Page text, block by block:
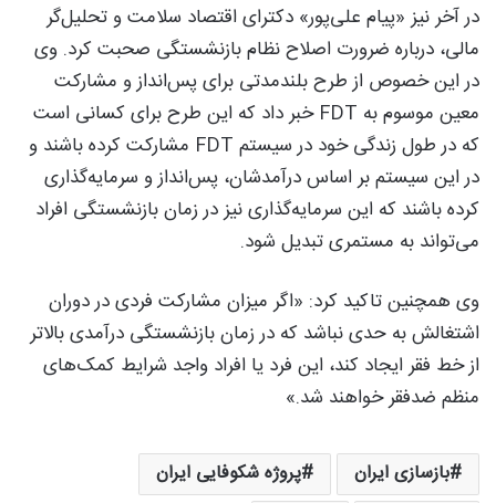
در آخر نیز «پیام علی‌پور» دکترای اقتصاد سلامت و تحلیل‌گر
مالی، درباره ضرورت اصلاح نظام بازنشستگی صحبت کرد. وی
در این خصوص از طرح بلندمدتی برای پس‌انداز و مشارکت
معین موسوم به FDT خبر داد که این طرح برای کسانی است
که در طول زندگی خود در سیستم FDT مشارکت کرده باشند و
در این سیستم بر اساس درآمدشان، پس‌انداز و سرمایه‌گذاری
کرده باشند که این سرمایه‌گذاری نیز در زمان بازنشستگی افراد
می‌تواند به مستمری تبدیل شود.
وی همچنین تاکید کرد: «اگر میزان مشارکت فردی در دوران
اشتغالش به حدی نباشد که در زمان بازنشستگی درآمدی بالاتر
از خط فقر ایجاد کند، این فرد یا افراد واجد شرایط کمک‌های
منظم ضدفقر خواهند شد.»
بازسازی ایران
پروژه شکوفایی ایران